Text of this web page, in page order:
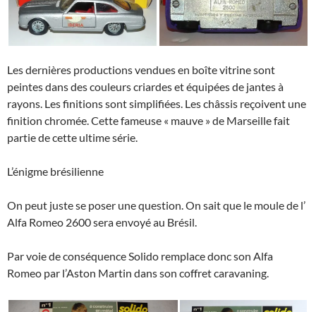
Les dernières productions vendues en boîte vitrine sont
peintes dans des couleurs criardes et équipées de jantes à
rayons. Les finitions sont simplifiées. Les châssis reçoivent une
finition chromée. Cette fameuse « mauve » de Marseille fait
partie de cette ultime série.
L’énigme brésilienne
On peut juste se poser une question. On sait que le moule de l’
Alfa Romeo 2600 sera envoyé au Brésil.
Par voie de conséquence Solido remplace donc son Alfa
Romeo par l’Aston Martin dans son coffret caravaning.